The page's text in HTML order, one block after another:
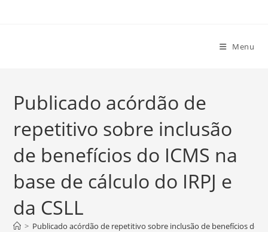
Menu
Publicado acórdão de
repetitivo sobre inclusão
de benefícios do ICMS na
base de cálculo do IRPJ e
da CSLL
> Publicado acórdão de repetitivo sobre inclusão de benefícios do